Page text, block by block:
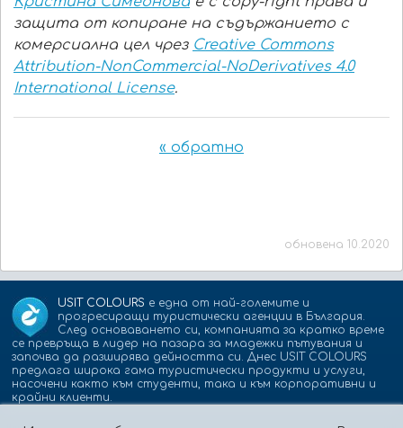
защита от копиране на съдържанието с
комерсиална цел чрез Creative Commons
Attribution-NonCommercial-NoDerivatives 4.0
International License.
« обратно
обновена 10.2020
USIT COLOURS е една от най-големите и
прогресиращи туристически агенции в България.
След основаването си, компанията за кратко време
се превръща в лидер на пазара за младежки пътувания и
започва да разширява дейността си. Днес USIT COLOURS
предлага широка гама туристически продукти и услуги,
насочени както към студенти, така и към корпоративни и
крайни клиенти.